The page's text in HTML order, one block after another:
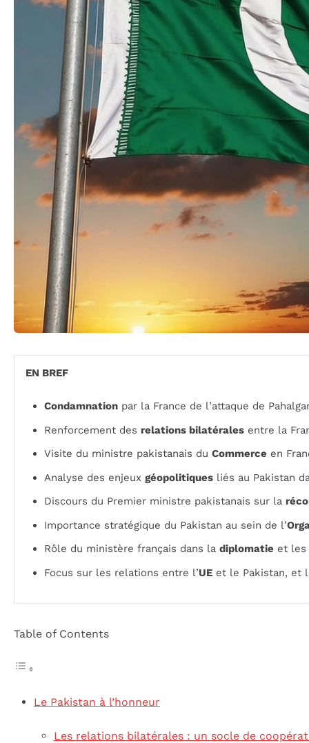
EN BREF
Condamnation par la France de l’attaque de
Renforcement des relations bilatérales entre la
Visite du ministre pakistanais du Commerce en
Analyse des enjeux géopolitiques liés au Pakistan
Discours du Premier ministre pakistanais sur la
Importance stratégique du Pakistan au sein de l’
Rôle du ministère français dans la diplomatie et les
Focus sur les relations entre l’UE et le Pakistan, et
Table of Contents
Le Pakistan à l’honneur
Les relations bilatérales : un socle de